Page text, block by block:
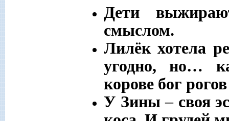
Дети
смыслом.
Лилёк хотела
угодно, но…
корове бог
У Зины–своя